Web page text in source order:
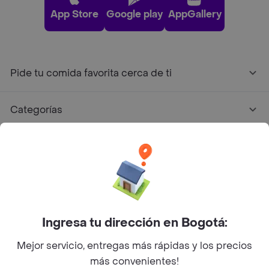
App Store Google play AppGallery
Pide tu comida favorita cerca de ti
Categorías
Facebook
Twitter
Instagram
©2026Rappi Inc. All rights reserved.
Ingresa tu dirección en Bogotá:
Mejor servicio, entregas más rápidas y los precios
más convenientes!